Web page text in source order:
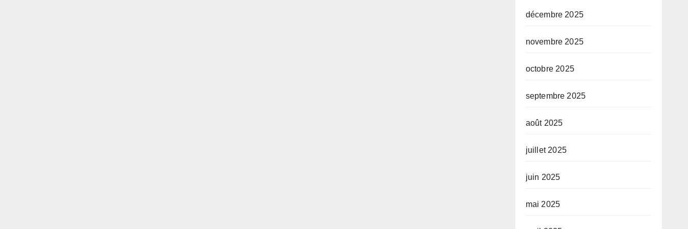
décembre 2025
novembre 2025
octobre 2025
septembre 2025
août 2025
juillet 2025
juin 2025
mai 2025